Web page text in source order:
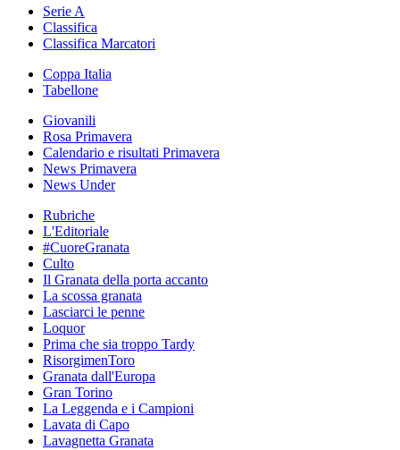
Serie A
Classifica
Classifica Marcatori
Coppa Italia
Tabellone
Giovanili
Rosa Primavera
Calendario e risultati Primavera
News Primavera
News Under
Rubriche
L'Editoriale
#CuoreGranata
Culto
Il Granata della porta accanto
La scossa granata
Lasciarci le penne
Loquor
Prima che sia troppo Tardy
RisorgimenToro
Granata dall'Europa
Gran Torino
La Leggenda e i Campioni
Lavata di Capo
Lavagnetta Granata